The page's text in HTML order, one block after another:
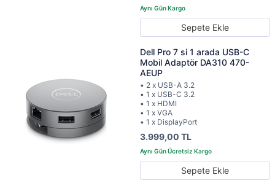
Sepete Ekle
Dell Pro 7 si 1 arada USB-C
Mobil Adaptör DA310 470-
AEUP
• 2 x USB-A 3.2
• 1 x USB-C 3.2
• 1 x HDMI
• 1 x VGA
• 1 x DisplayPort
3.999,00 TL
Sepete Ekle